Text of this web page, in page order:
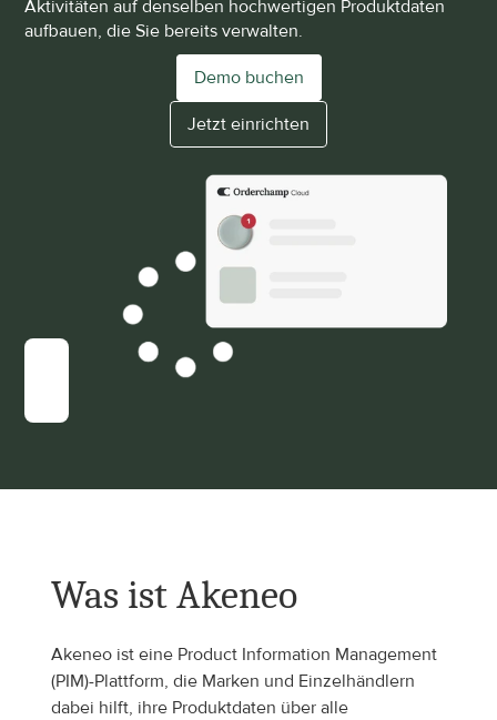
Aktivitäten auf denselben hochwertigen Produktdaten
aufbauen, die Sie bereits verwalten.
Demo buchen
Jetzt einrichten
Was ist Akeneo
Akeneo ist eine Product Information Management
(PIM)-Plattform, die Marken und Einzelhändlern
dabei hilft, ihre Produktdaten über alle